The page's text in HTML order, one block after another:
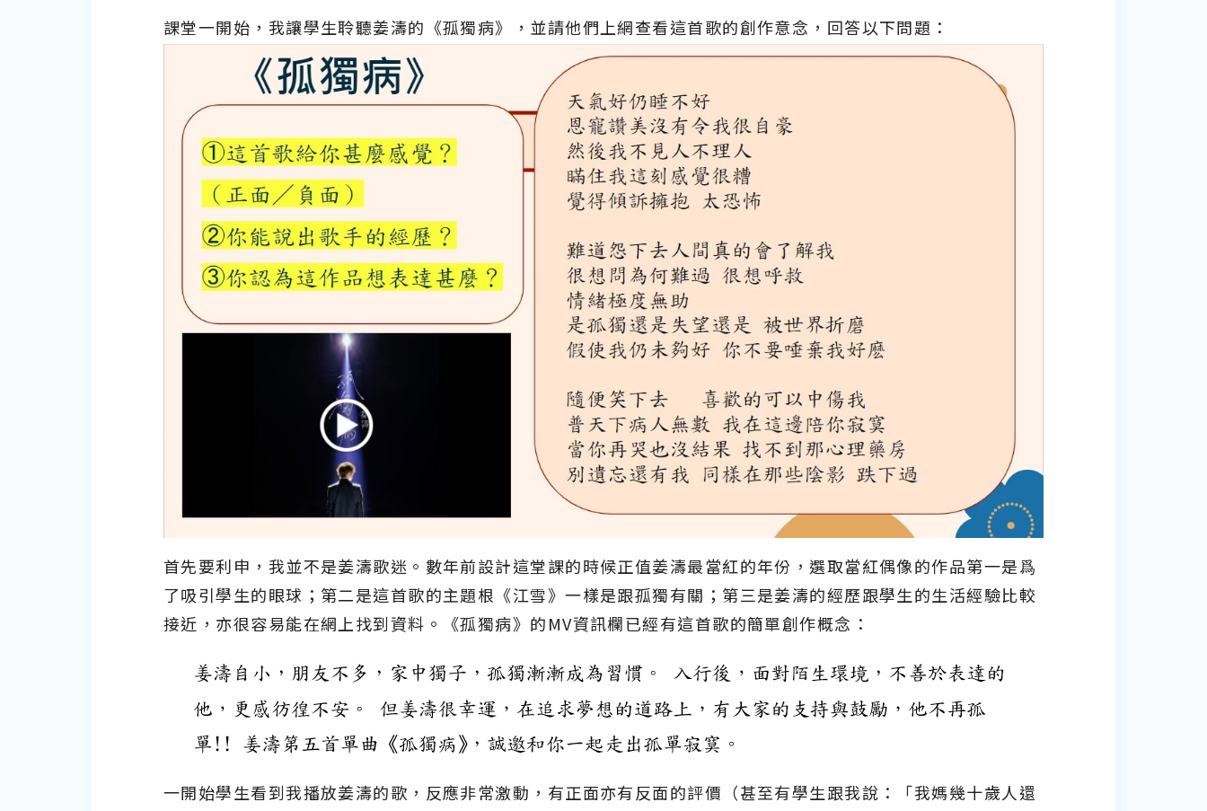
課堂一開始，我讓學生聆聽姜濤的《孤獨病》，並請他們上網查看這首歌的創作意念，回答以下問題：
首先要利申，我並不是姜濤歌迷。數年前設計這堂課的時候正值姜濤最當紅的年份，選取當紅偶像的作品第一是爲
了吸引學生的眼球；第二是這首歌的主題根《江雪》一樣是跟孤獨有關；第三是姜濤的經歷跟學生的生活經驗比較
接近，亦很容易能在網上找到資料。《孤獨病》的MV資訊欄已經有這首歌的簡單創作概念：
一開始學生看到我播放姜濤的歌，反應非常激動，有正面亦有反面的評價（甚至有學生跟我說：「我媽幾十歲人還